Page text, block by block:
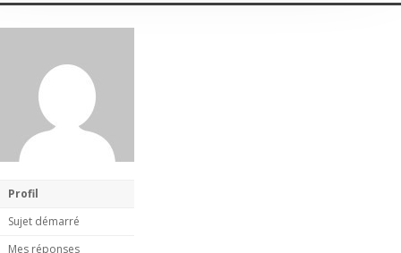
Profil
Sujet démarré
Mes réponses